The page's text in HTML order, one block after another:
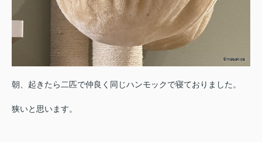
朝、起きたら二匹で仲良く同じハンモックで寝ておりました。
狭いと思います。